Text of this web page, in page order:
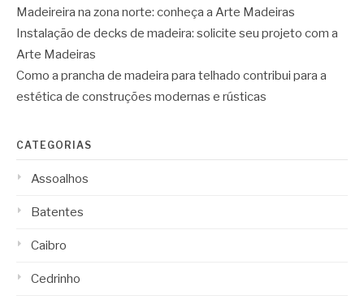
Madeireira na zona norte: conheça a Arte Madeiras
Instalação de decks de madeira: solicite seu projeto com a
Arte Madeiras
Como a prancha de madeira para telhado contribui para a
estética de construções modernas e rústicas
CATEGORIAS
Assoalhos
Batentes
Caibro
Cedrinho